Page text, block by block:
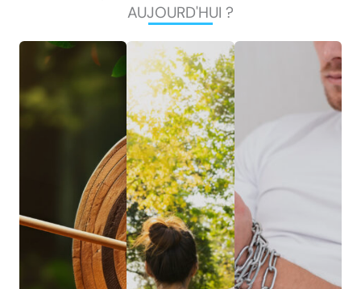
AUJOURD'HUI ?